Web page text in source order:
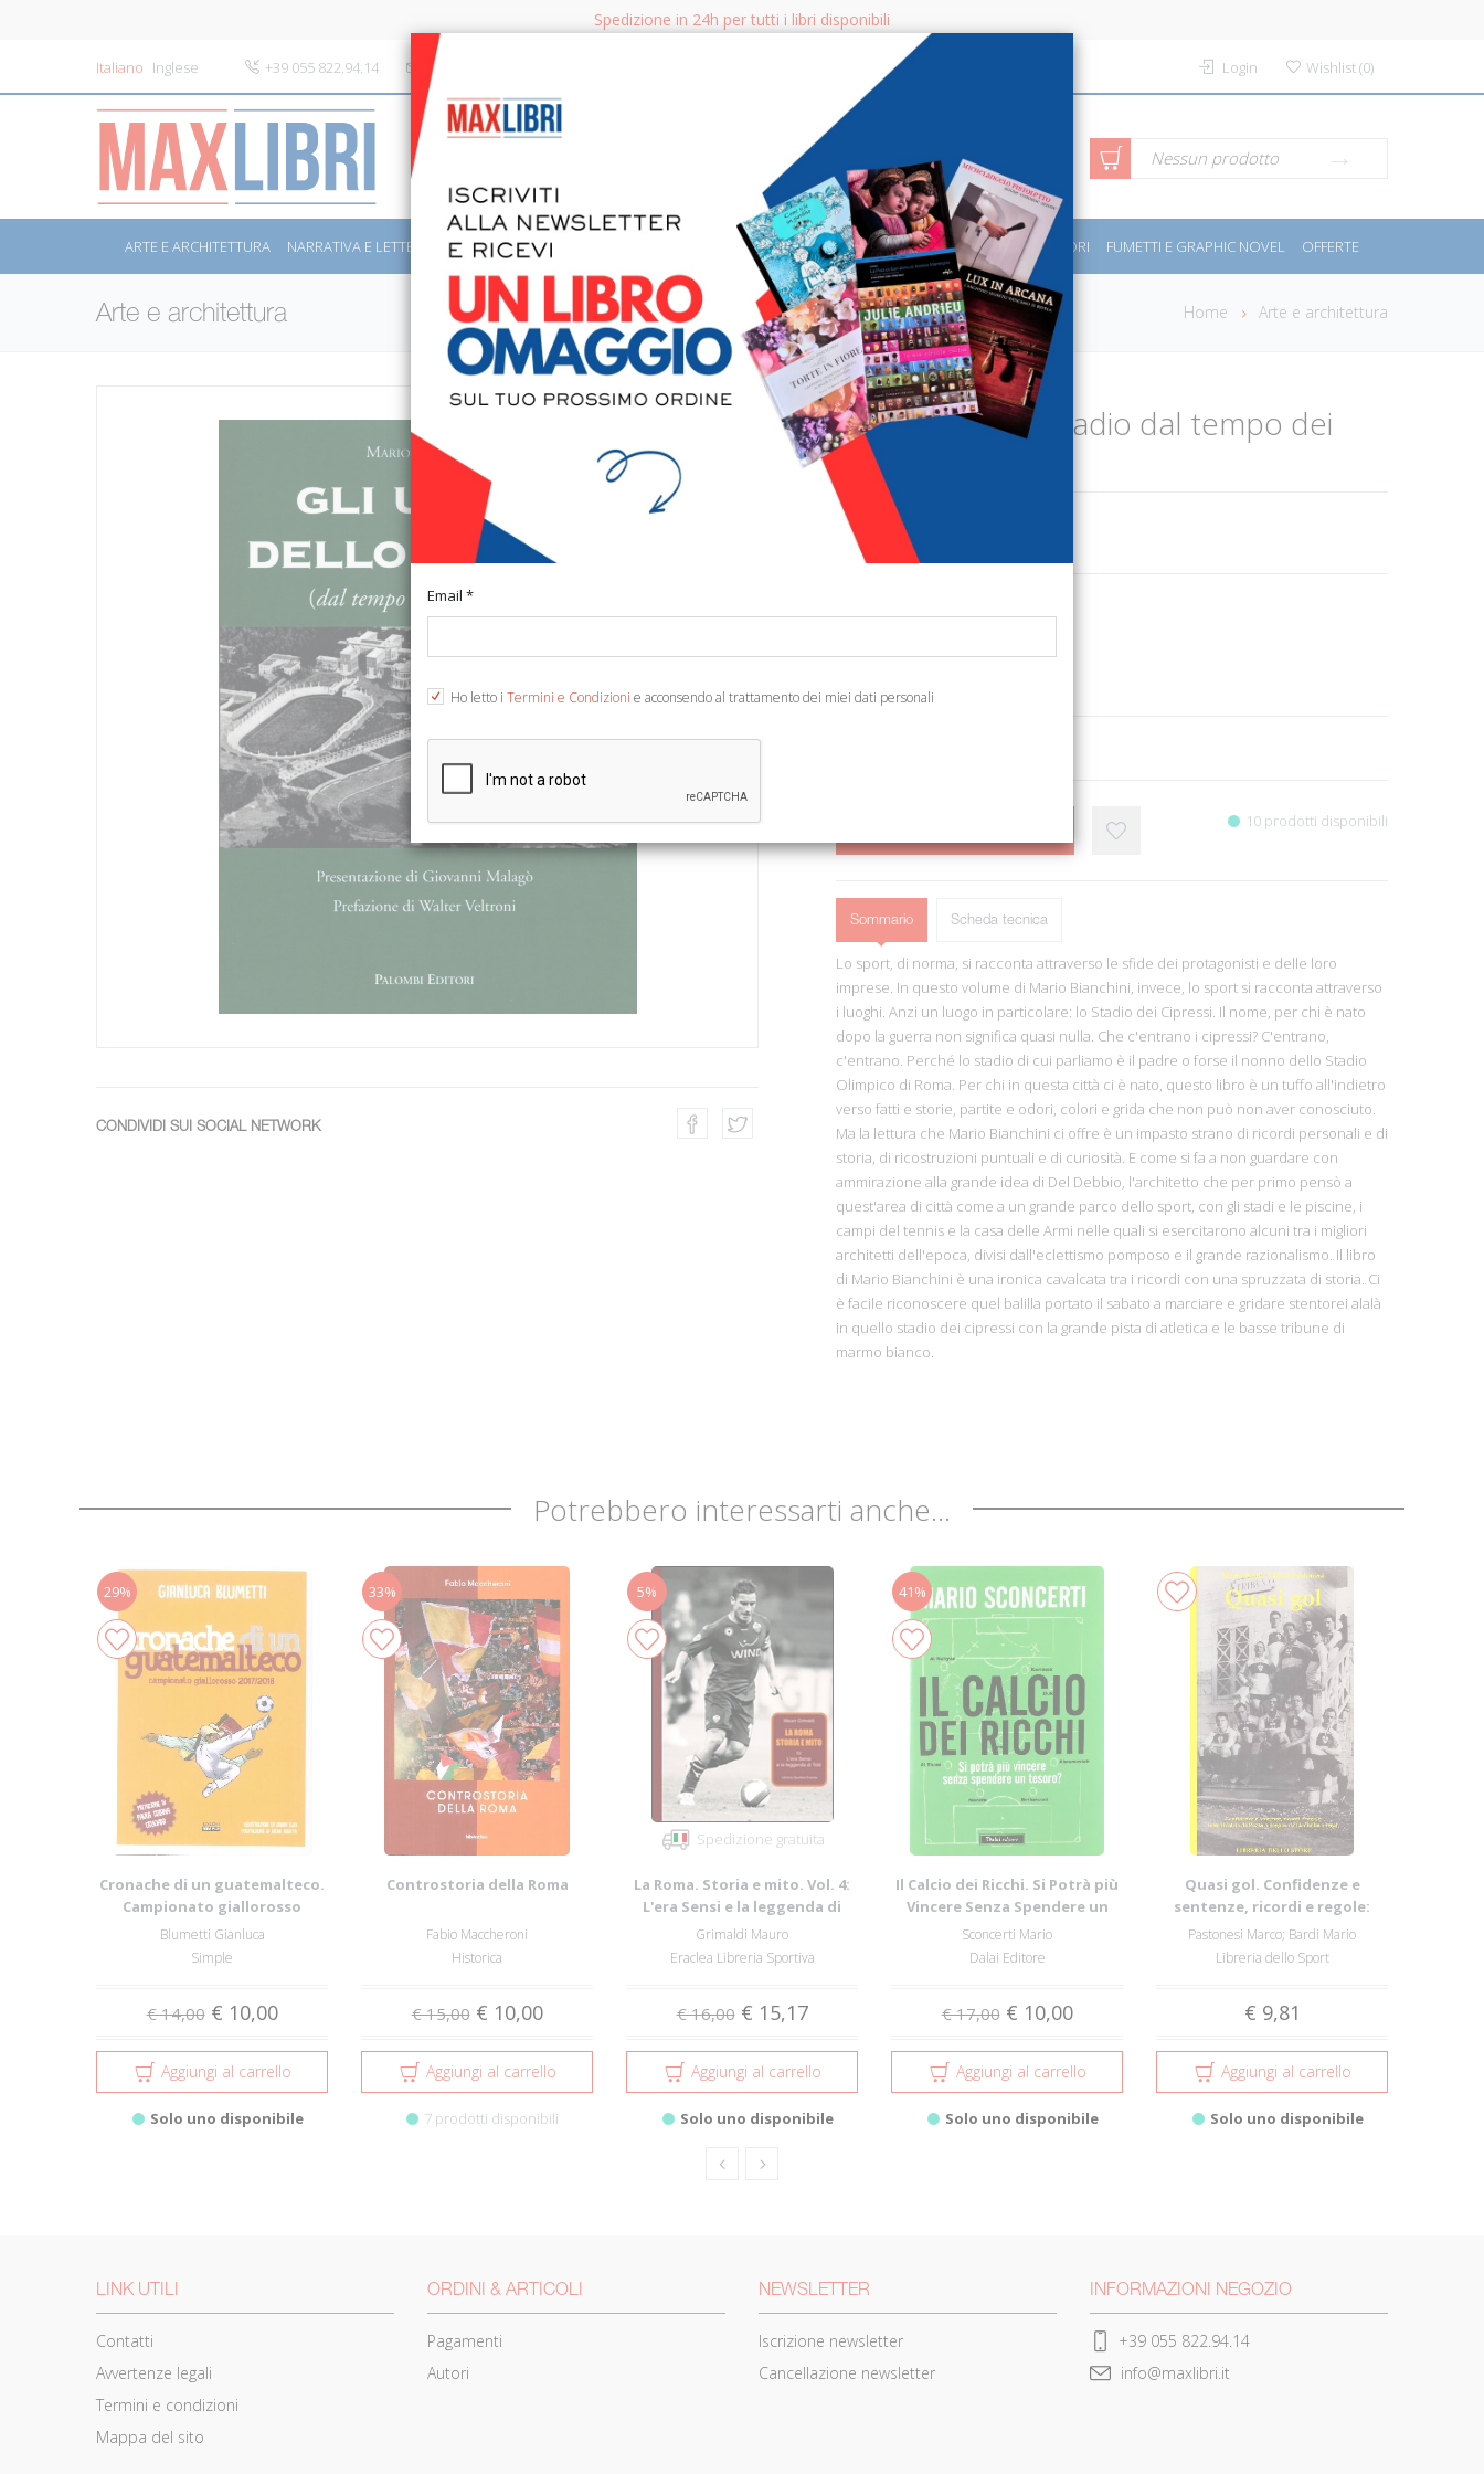
Spedizione in 24h per tutti i libri disponibili
Italiano Inglese +39 055 822.94.14 info@maxlibri.it Login Wishlist(0)
CERCA Ricerca avanzata Nessun prodotto
ARTE E ARCHITETTURA NARRATIVA E LETTERATURA SAGGISTICA LIBRI PER BAMBINI E RAGAZZI MANUALI - GUIDE - CORSI SPORT E MOTORI FUMETTI E GRAPHIC NOVEL OFFERTE
Arte e architettura Home Arte e architettura
CONDIVIDI SUI SOCIAL NETWORK
Gli umori dello stadio dal tempo dei
cipressi
€ 19,00
Categoria: Arte e architettura
10 prodotti disponibili
Sommario Scheda tecnica
Lo sport, di norma, si racconta attraverso le sfide dei protagonisti e delle loro
imprese. In questo volume di Mario Bianchini, invece, lo sport si racconta attraverso
i luoghi. Anzi un luogo in particolare: lo Stadio dei Cipressi. Il nome, per chi è nato
dopo la guerra non significa quasi nulla. Che c'entrano i cipressi? C'entrano,
c'entrano. Perché lo stadio di cui parliamo è il padre o forse il nonno dello Stadio
Olimpico di Roma. Per chi in questa città ci è nato, questo libro è un tuffo all'indietro
verso fatti e storie, partite e odori, colori e grida che non può non aver conosciuto.
Ma la lettura che Mario Bianchini ci offre è un impasto strano di ricordi personali e di
storia, di ricostruzioni puntuali e di curiosità. E come si fa a non guardare con
ammirazione alla grande idea di Del Debbio, l'architetto che per primo pensò a
quest'area di città come a un grande parco dello sport, con gli stadi e le piscine, i
campi del tennis e la casa delle Armi nelle quali si esercitarono alcuni tra i migliori
architetti dell'epoca, divisi dall'eclettismo pomposo e il grande razionalismo. Il libro
di Mario Bianchini è una ironica cavalcata tra i ricordi con una spruzzata di storia. Ci
è facile riconoscere quel balilla portato il sabato a marciare e gridare stentorei alalà
in quello stadio dei cipressi con la grande pista di atletica e le basse tribune di
marmo bianco.
Potrebbero interessarti anche...
29%
Cronache di un guatemalteco.
Campionato giallorosso
2017/2018
Blumetti Gianluca
Simple
€ 14,00 € 10,00
Aggiungi al carrello
Solo uno disponibile
33%
Controstoria della Roma
Fabio Maccheroni
Historica
€ 15,00 € 10,00
Aggiungi al carrello
7 prodotti disponibili
5%
Spedizione gratuita
La Roma. Storia e mito. Vol. 4:
L'era Sensi e la leggenda di
Tott...
Grimaldi Mauro
Eraclea Libreria Sportiva
€ 16,00 € 15,17
Aggiungi al carrello
Solo uno disponibile
41%
Il Calcio dei Ricchi. Si Potrà più
Vincere Senza Spendere un
Te...
Sconcerti Mario
Dalai Editore
€ 17,00 € 10,00
Aggiungi al carrello
Solo uno disponibile
Quasi gol. Confidenze e
sentenze, ricordi e regole:
tutto il calc...
Pastonesi Marco; Bardi Mario
Libreria dello Sport
€ 9,81
Aggiungi al carrello
Solo uno disponibile
LINK UTILI
Contatti
Avvertenze legali
Termini e condizioni
Mappa del sito
ORDINI & ARTICOLI
Pagamenti
Autori
NEWSLETTER
Iscrizione newsletter
Cancellazione newsletter
INFORMAZIONI NEGOZIO
+39 055 822.94.14
info@maxlibri.it
Email *
Ho letto i Termini e Condizioni e acconsendo al trattamento dei miei dati personali